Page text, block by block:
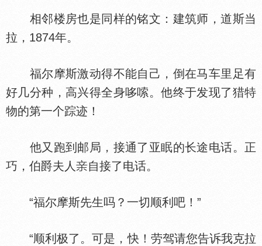
相邻楼房也是同样的铭文：建筑师，道斯当
拉，1874年。
福尔摩斯激动得不能自己，倒在马车里足有
好几分种，高兴得全身哆嗦。他终于发现了猎特
物的第一个踪迹！
他又跑到邮局，接通了亚眠的长途电话。正
巧，伯爵夫人
自接了电话。
“福尔摩斯先生吗？一切顺利吧！”
“顺利极了。可是，快！劳驾请您告诉我克拉